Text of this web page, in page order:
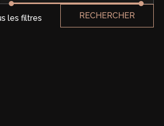
les filtres RECHERCHER